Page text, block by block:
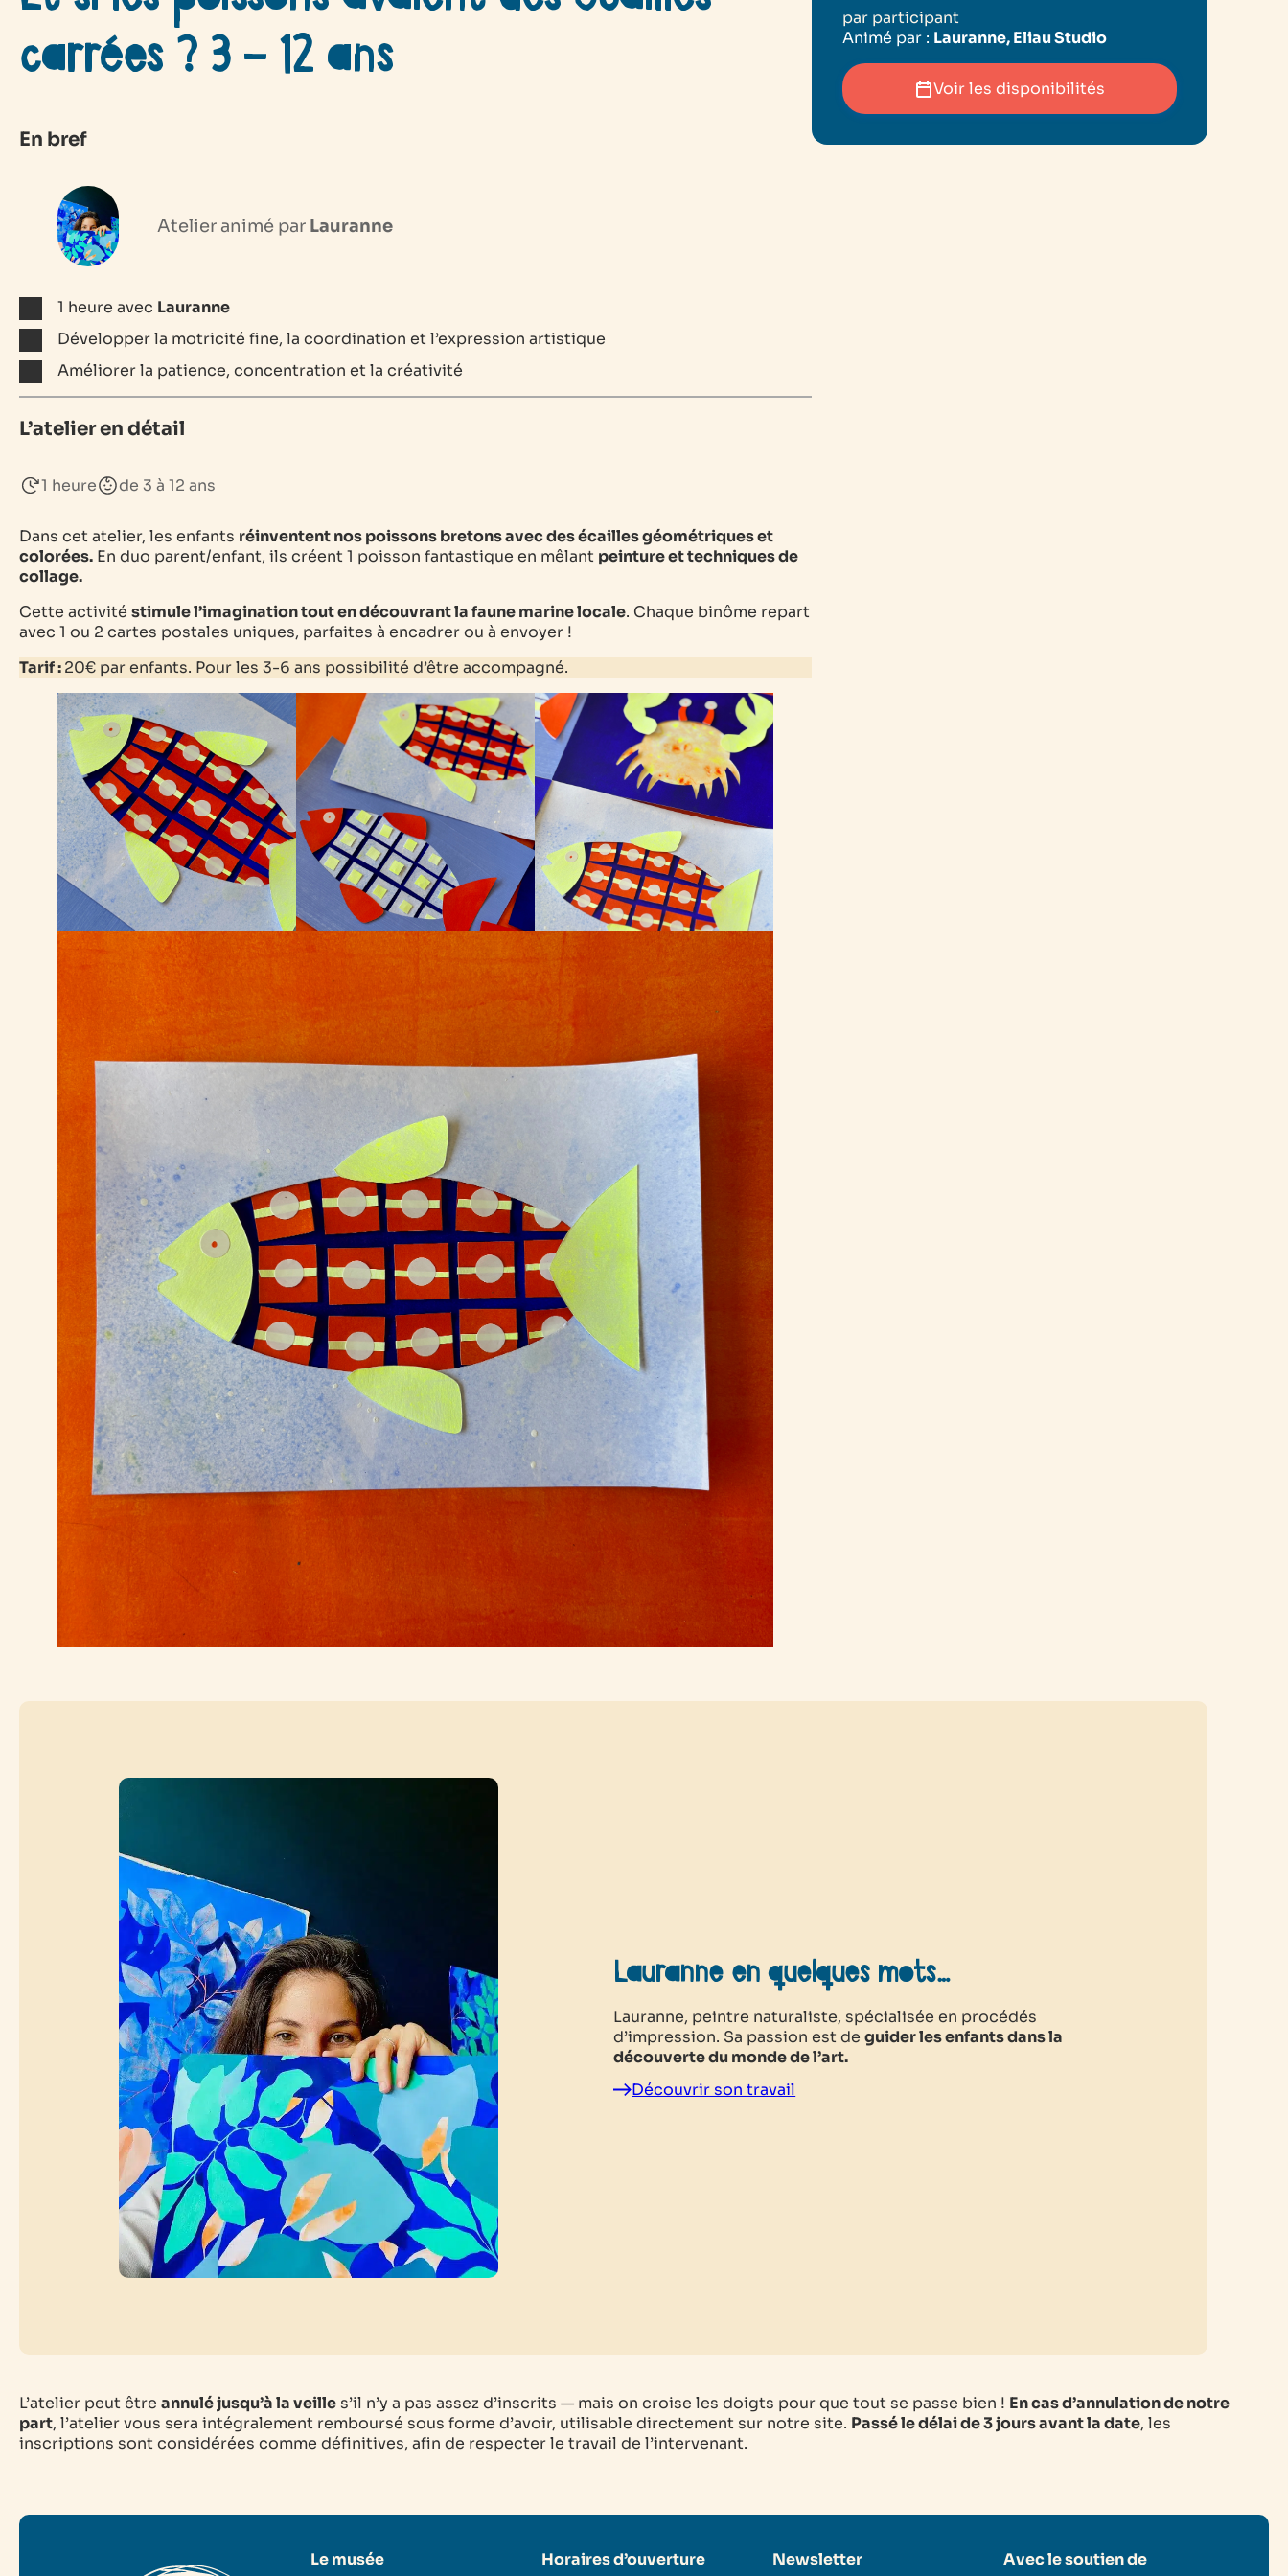
carrées ? 3 – 12 ans
En bref
Atelier animé par Lauranne
1 heure avec Lauranne
Développer la motricité fine, la coordination et l’expression artistique
Améliorer la patience, concentration et la créativité
L’atelier en détail
1 heure de 3 à 12 ans
Dans cet atelier, les enfants réinventent nos poissons bretons avec des écailles géométriques et
colorées. En duo parent/enfant, ils créent 1 poisson fantastique en mêlant peinture et techniques de
collage.
Cette activité stimule l’imagination tout en découvrant la faune marine locale. Chaque binôme repart
avec 1 ou 2 cartes postales uniques, parfaites à encadrer ou à envoyer !
Tarif :20€ par enfants. Pour les 3-6 ans possibilité d’être accompagné.
par participant
Animé par : Lauranne, Eliau Studio
Voir les disponibilités
Lauranne en quelques mots…
Lauranne, peintre naturaliste, spécialisée en procédés
d’impression. Sa passion est de guider les enfants dans la
découverte du monde de l’art.
Découvrir son travail
L’atelier peut être annulé jusqu’à la veille s’il n’y a pas assez d’inscrits — mais on croise les doigts pour que tout se passe bien ! En cas d’annulation de notre
part, l’atelier vous sera intégralement remboursé sous forme d’avoir, utilisable directement sur notre site. Passé le délai de 3 jours avant la date, les
inscriptions sont considérées comme définitives, afin de respecter le travail de l’intervenant.
Le musée Horaires d’ouverture Newsletter Avec le soutien de